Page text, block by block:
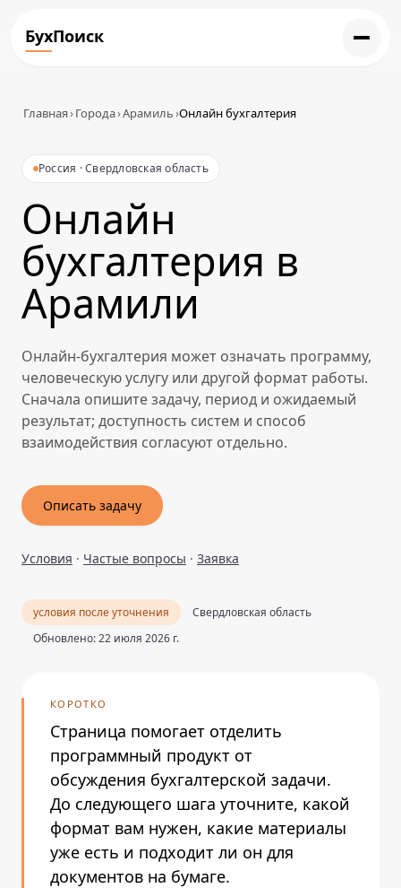
БухПоиск
Главная›Города›Арамиль›Онлайн бухгалтерия
Россия · Свердловская область
Онлайн
бухгалтерия в
Арамили
Онлайн-бухгалтерия может означать программу,
человеческую услугу или другой формат работы.
Сначала опишите задачу, период и ожидаемый
результат; доступность систем и способ
взаимодействия согласуют отдельно.
Описать задачу
Условия · Частые вопросы · Заявка
условия после уточнения
Свердловская область
Обновлено: 22 июля 2026 г.
КОРОТКО
Страница помогает отделить
программный продукт от
обсуждения бухгалтерской задачи.
До следующего шага уточните, какой
формат вам нужен, какие материалы
уже есть и подходит ли он для
документов на бумаге.